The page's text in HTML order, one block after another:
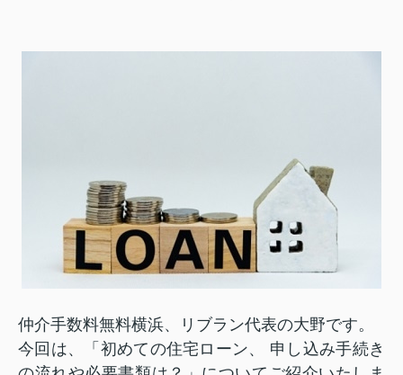
仲介手数料無料横浜、リブラン代表の大野です。
今回は、「初めての住宅ローン、 申し込み手続き